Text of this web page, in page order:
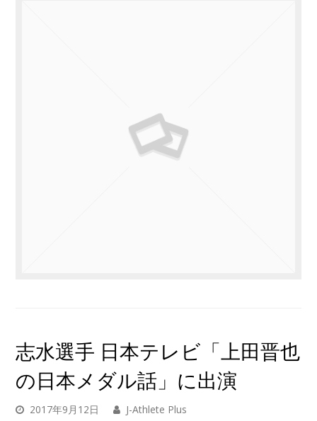
志水選手 日本テレビ「上田晋也
の日本メダル話」に出演
2017年9月12日
J-Athlete Plus